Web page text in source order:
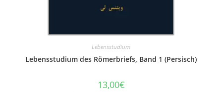
Lebensstudium
Lebensstudium des Römerbriefs, Band 1 (Persisch)
13,00€